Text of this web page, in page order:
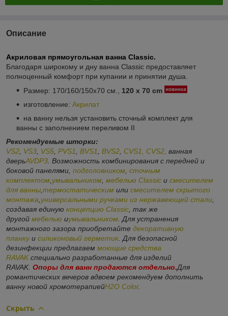
Описание
Акриловая прямоугольная ванна Classic.
Благодаря широкому и дну ванна Classic предоставляет
полноценный комфорт при купании и принятии душа.
Размер: 170/160/150x70 см., 120 x 70 cm
изготовление: Акрилат
на ванну нельзя установить сточный комплект для
ванны с заполнением переливом II
Рекомендуемые шторки:
VS2 VS3 VS5 PVS1 BVS1 BVS2 CVS1, CVS2, ванная
дверьAVDP3 . Возможность комбинирования с передней и
боковой панелями, подголовником сточным
комплектом умывальником мебелью Classic и смесителем
для ванны термостатическим или смесителем скрытого
монтажа универсальными ручками из нержавеющей стали
создавая единую концепцию Classic , так же
другой мебелью иумывальником . Для устранения
монтажного зазора приобретайте декоративную
планкуи силиконовый герметик . Для безопасной
дезинфекции предлагаем моющие средства
RAVAKспециально разработанные для изделий
RAVAK. Опоры для ванн продаются отдельно.Для
романтических вечеров вдвоем рекомендуем дополнить
ванну новой хромотерапиейH2O Color.
Скрыть